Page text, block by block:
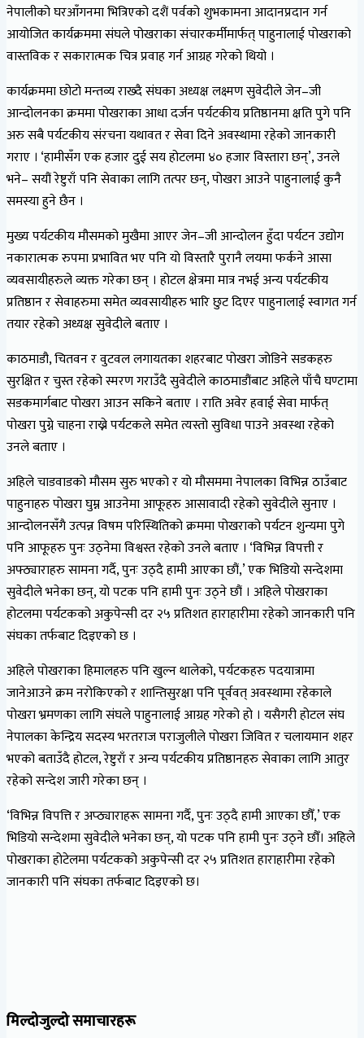
नेपालीको घरआँगनमा भित्रिएको दशैं पर्वको शुभकामना आदानप्रदान गर्न
आयोजित कार्यक्रममा संघले पोखराका संचारकर्मीमार्फत् पाहुनालाई पोखराको
वास्तविक र सकारात्मक चित्र प्रवाह गर्न आग्रह गरेको थियो ।
कार्यक्रममा छोटो मन्तव्य राख्दै संघका अध्यक्ष लक्ष्मण सुवेदीले जेन–जी
आन्दोलनका क्रममा पोखराका आधा दर्जन पर्यटकीय प्रतिष्ठानमा क्षति पुगे पनि
अरु सबै पर्यटकीय संरचना यथावत र सेवा दिने अवस्थामा रहेको जानकारी
गराए । ‘हामीसँग एक हजार दुई सय होटलमा ४० हजार विस्तारा छन्’, उनले
भने– सयौं रेष्टुराँ पनि सेवाका लागि तत्पर छन्, पोखरा आउने पाहुनालाई कुनै
समस्या हुने छैन ।
मुख्य पर्यटकीय मौसमको मुखैमा आएर जेन–जी आन्दोलन हुँदा पर्यटन उद्योग
नकारात्मक रुपमा प्रभावित भए पनि यो विस्तारै पुरानै लयमा फर्कने आसा
व्यवसायीहरुले व्यक्त गरेका छन् । होटल क्षेत्रमा मात्र नभई अन्य पर्यटकीय
प्रतिष्ठान र सेवाहरुमा समेत व्यवसायीहरु भारि छुट दिएर पाहुनालाई स्वागत गर्न
तयार रहेको अध्यक्ष सुवेदीले बताए ।
काठमाडौ, चितवन र वुटवल लगायतका शहरबाट पोखरा जोडिने सडकहरु
सुरक्षित र चुस्त रहेको स्मरण गराउँदै सुवेदीले काठमाडौंबाट अहिले पाँचै घण्टामा
सडकमार्गबाट पोखरा आउन सकिने बताए । राति अवेर हवाई सेवा मार्फत्
पोखरा पुग्ने चाहना राख्ने पर्यटकले समेत त्यस्तो सुविधा पाउने अवस्था रहेको
उनले बताए ।
अहिले चाडवाडको मौसम सुरु भएको र यो मौसममा नेपालका विभिन्न ठाउँबाट
पाहुनाहरु पोखरा घुम्न आउनेमा आफूहरु आसावादी रहेको सुवेदीले सुनाए ।
आन्दोलनसँगै उत्पन्न विषम परिस्थितिको क्रममा पोखराको पर्यटन शुन्यमा पुगे
पनि आफूहरु पुनः उठ्नेमा विश्वस्त रहेको उनले बताए । ‘विभिन्न विपत्ती र
अफ्ठ्याराहरु सामना गर्दै, पुनः उठ्दै हामी आएका छौं,’ एक भिडियो सन्देशमा
सुवेदीले भनेका छन्, यो पटक पनि हामी पुनः उठ्ने छौं । अहिले पोखराका
होटलमा पर्यटकको अकुपेन्सी दर २५ प्रतिशत हाराहारीमा रहेको जानकारी पनि
संघका तर्फबाट दिइएको छ ।
अहिले पोखराका हिमालहरु पनि खुल्न थालेको, पर्यटकहरु पदयात्रामा
जानेआउने क्रम नरोकिएको र शान्तिसुरक्षा पनि पूर्ववत् अवस्थामा रहेकाले
पोखरा भ्रमणका लागि संघले पाहुनालाई आग्रह गरेको हो । यसैगरी होटल संघ
नेपालका केन्द्रिय सदस्य भरतराज पराजुलीले पोखरा जिवित र चलायमान शहर
भएको बताउँदै होटल, रेष्टुराँ र अन्य पर्यटकीय प्रतिष्ठानहरु सेवाका लागि आतुर
रहेको सन्देश जारी गरेका छन् ।
‘विभिन्न विपत्ति र अप्ठ्याराहरू सामना गर्दै, पुनः उठ्दै हामी आएका छौँ,’ एक
भिडियो सन्देशमा सुवेदीले भनेका छन्, यो पटक पनि हामी पुनः उठ्ने छौँ। अहिले
पोखराका होटेलमा पर्यटकको अकुपेन्सी दर २५ प्रतिशत हाराहारीमा रहेको
जानकारी पनि संघका तर्फबाट दिइएको छ।
मिल्दोजुल्दो समाचारहरू